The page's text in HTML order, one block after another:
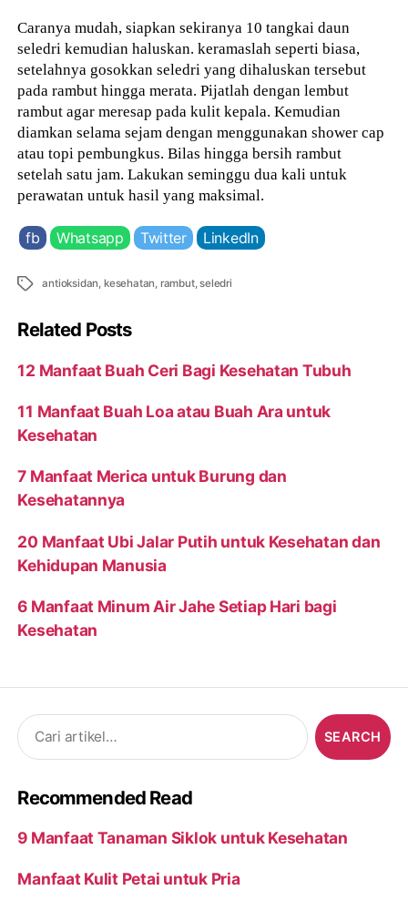
Caranya mudah, siapkan sekiranya 10 tangkai daun
seledri kemudian haluskan. keramaslah seperti biasa,
setelahnya gosokkan seledri yang dihaluskan tersebut
pada rambut hingga merata. Pijatlah dengan lembut
rambut agar meresap pada kulit kepala. Kemudian
diamkan selama sejam dengan menggunakan shower cap
atau topi pembungkus. Bilas hingga bersih rambut
setelah satu jam. Lakukan seminggu dua kali untuk
perawatan untuk hasil yang maksimal.
fb Whatsapp Twitter LinkedIn
Tags antioksidan, kesehatan, rambut,seledri
Related Posts
12 Manfaat Buah Ceri Bagi Kesehatan Tubuh
11 Manfaat Buah Loa atau Buah Ara untuk
Kesehatan
7 Manfaat Merica untuk Burung dan
Kesehatannya
20 Manfaat Ubi Jalar Putih untuk Kesehatan dan
Kehidupan Manusia
6 Manfaat Minum Air Jahe Setiap Hari bagi
Kesehatan
Search
for:
Recommended Read
9 Manfaat Tanaman Siklok untuk Kesehatan
Manfaat Kulit Petai untuk Pria